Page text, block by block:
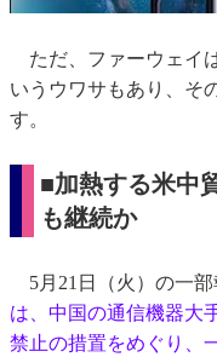
ただ、ファーウェイ
いうウワサもあり、そ
す。
■加熱する米中
も継続か
5月21日（火）の一部
は、中国の通信機器大
禁止の措置をめぐり、